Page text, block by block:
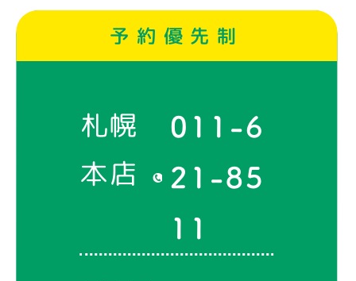
予約優先制
札幌
本店
011-6
21-85
11